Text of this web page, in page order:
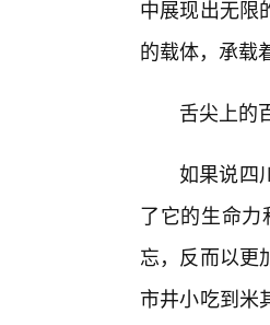
中展现出无限
的载体，承载
舌尖上的
如果说四
了它的生命
忘，反而以更
市井小吃到米